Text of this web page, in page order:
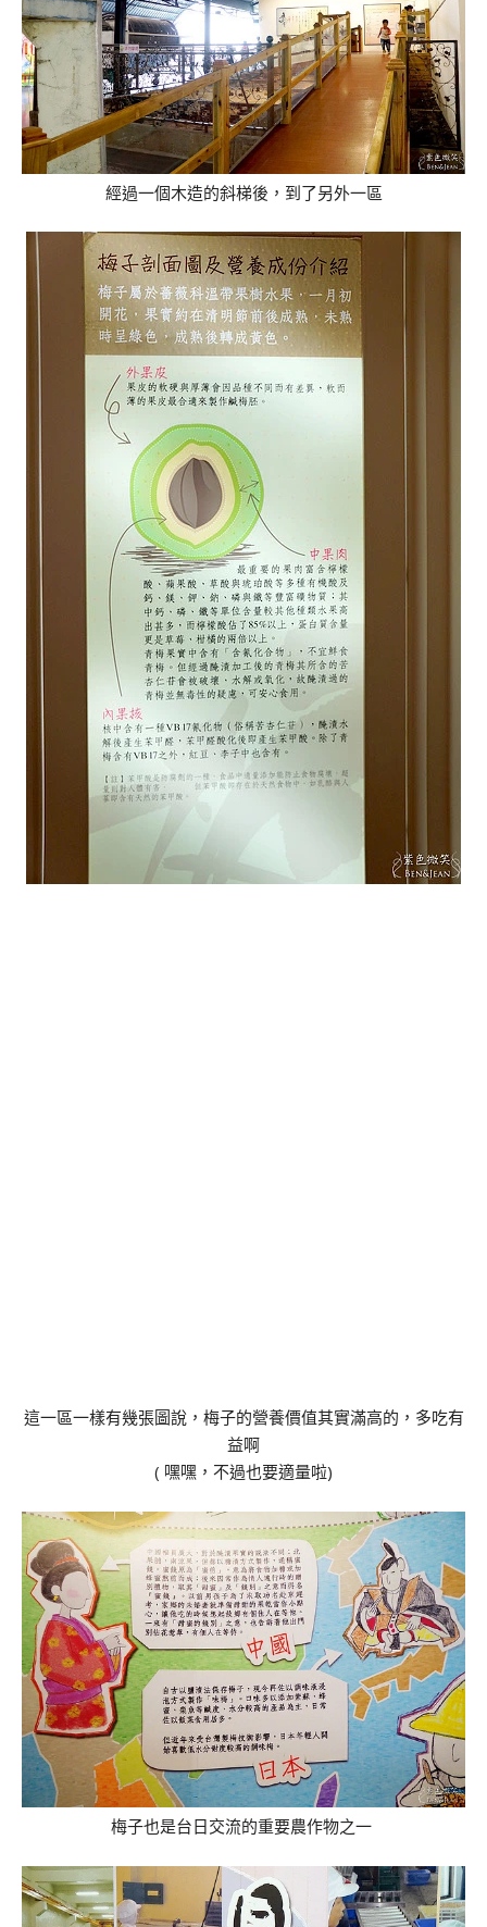
經過一個木造的斜梯後，到了另外一區
這一區一樣有幾張圖說，梅子的營養價值其實滿高的，多吃有
益啊
( 嘿嘿，不過也要適量啦)
梅子也是台日交流的重要農作物之一